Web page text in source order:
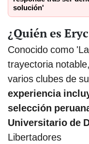
solución'
¿Quién es
Conocido como
trayectoria
varios clubes de
experiencia
selección
Universitario de
Libertadores